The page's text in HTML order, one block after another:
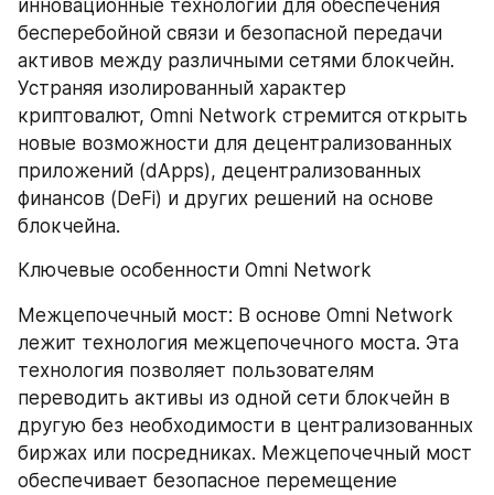
инновационные технологии для обеспечения
бесперебойной связи и безопасной передачи
активов между различными сетями блокчейн.
Устраняя изолированный характер
криптовалют, Omni Network стремится открыть
новые возможности для децентрализованных
приложений (dApps), децентрализованных
финансов (DeFi) и других решений на основе
блокчейна.
Ключевые особенности Omni Network
Межцепочечный мост: В основе Omni Network
лежит технология межцепочечного моста. Эта
технология позволяет пользователям
переводить активы из одной сети блокчейн в
другую без необходимости в централизованных
биржах или посредниках. Межцепочечный мост
обеспечивает безопасное перемещение